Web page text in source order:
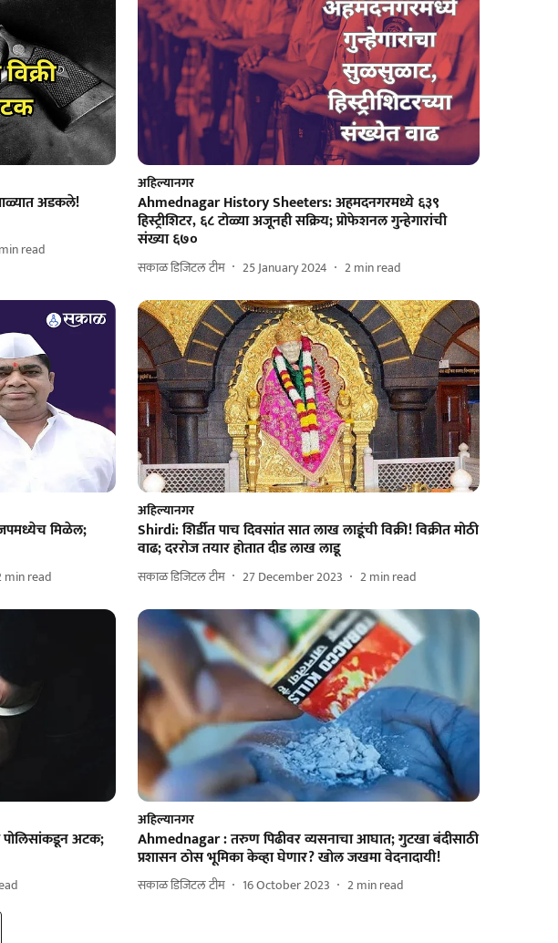
अडकले!
min read
अहिल्यानगर
Ahmednagar History Sheeters: अहमदनगरमध्ये ६३९
हिस्ट्रीशिटर, ६८ टोळ्या अजूनही सक्रिय; प्रोफेशनल गुन्हेगारांची
संख्या ६७०
सकाळ डिजिटल टीम 25 January 2024 2min read
मिळेल;
min read
अहिल्यानगर
Shirdi: शिर्डीत पाच दिवसांत सात लाख लाडूंची विक्री! विक्रीत मोठी
वाढ; दररोज तयार होतात दीड लाख लाडू
सकाळ डिजिटल टीम 27 December 2023 2min read
पोलिसांकडून अटक;
अहिल्यानगर
Ahmednagar : तरुण पिढीवर व्यसनाचा आघात; गुटखा बंदीसाठी
प्रशासन ठोस भूमिका केव्हा घेणार? खोल जखमा वेदनादायी!
सकाळ डिजिटल टीम 16 October 2023 2min read